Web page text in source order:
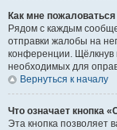
Как мне
Рядом с каждым
отправки жалобы на
конференции. Щёлкнув
необходимых для
Вернуться к началу
Что означает кнопка
Эта кнопка позволяет